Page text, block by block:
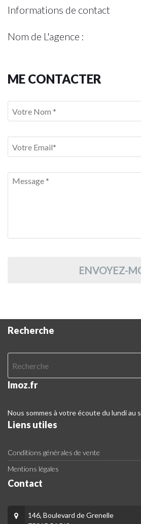
Informations de contact
Nom de L'agence :
ME CONTACTER
ENVOYEZ-
Recherche
Imoz.fr
Nous sommes à votre écoute du lundi au
Liens utiles
Conditions générales de vente
Mentions légales
Contact
146, Boulevard de Grenelle